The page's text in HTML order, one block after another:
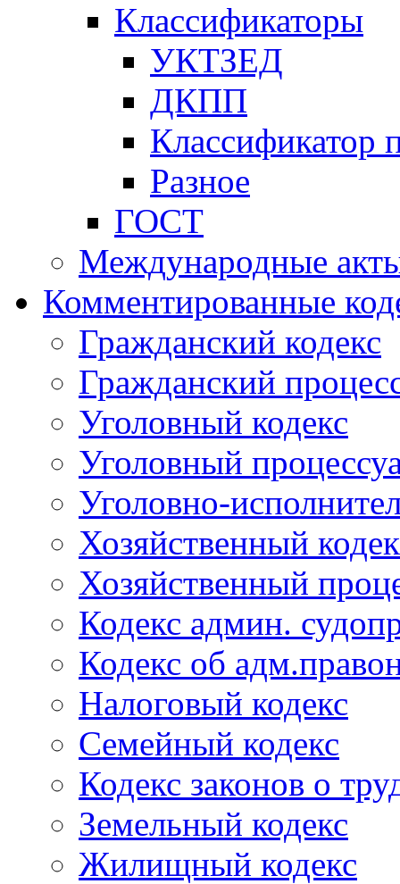
Классификаторы
УКТЗЕД
ДКПП
Классификатор
Разное
ГОСТ
Международные
Комментированные
Гражданский кодекс
Гражданский
Уголовный кодекс
Уголовный
Уголовно-
Хозяйственный
Хозяйственный
Кодекс админ.
Кодекс об
Налоговый кодекс
Семейный кодекс
Кодекс законов о
Земельный кодекс
Жилищный кодекс